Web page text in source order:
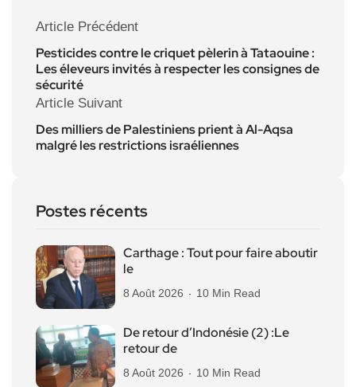
Article Précédent
Pesticides contre le criquet pèlerin à Tataouine :
Les éleveurs invités à respecter les consignes de
sécurité
Article Suivant
Des milliers de Palestiniens prient à Al-Aqsa
malgré les restrictions israéliennes
Postes récents
Carthage : Tout pour faire aboutir
le
8 Août 2026 10 Min Read
De retour d’Indonésie (2) :Le
retour de
8 Août 2026 10 Min Read